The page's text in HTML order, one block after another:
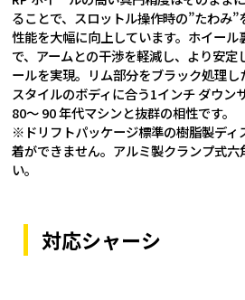
ることで、スロットル操作時の”たわみ
性能を大幅に向上しています。ホイール
で、アームとの干渉を軽減し、より安定
ールを実現。リム部分をブラック処理
スタイルのボディに合う1インチ ダウン
80～ 90 年代マシンと抜群の相性です。
※ドリフトパッケージ標準の樹脂製ディ
着ができません。アルミ製クランプ式
い。
対応シャーシ